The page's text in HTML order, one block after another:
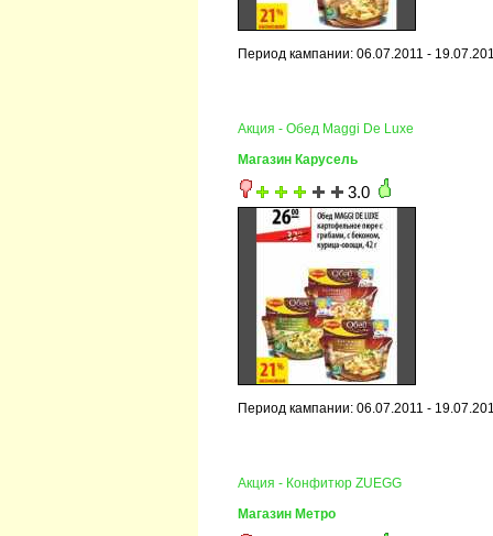
Период кампании: 06.07.2011 -
Акция - Обед Maggi De Luxe
Магазин Карусель
3.0
Период кампании: 06.07.2011 -
Акция - Конфитюр ZUEGG
Магазин Метро